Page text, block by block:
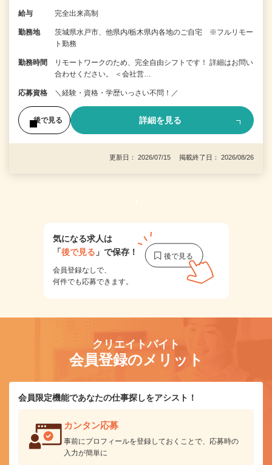
給与 完全出来高制
勤務地
茨城県水戸市、他県内/栃木県内各地のご自宅 ※フルリモー
ト勤務
勤務時間
リモートワークのため、完全自由シフトです！ 詳細はお問い
合わせください。 ＜会社営…
応募資格 ＼経験・資格・学歴いっさい不問！／
後で見る 詳細を見る
更新日： 2026/07/15 掲載終了日： 2026/08/26
1
気になる求人は
「後で見る 」で保存！
会員登録なしで、
何件でも応募できます。
クリエイトバイト
会員登録のメリット
会員限定機能であなたの仕事探しをアシスト！
カンタン応募
事前にプロフィールを登録しておくことで、応募時の
入力が簡単に